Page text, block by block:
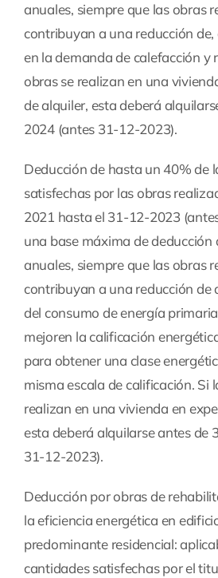
anuales, siempre que las obras
contribuyan a una reducción de,
en la demanda de calefacción y
obras se realizan en una
de alquiler, esta deberá
2024 (antes 31-12-2023).
Deducción de hasta un 40% de
satisfechas por las obras
2021 hasta el 31-12-2023
una base máxima de deducción
anuales, siempre que las obras
contribuyan a una reducción de
del consumo de energía
mejoren la calificación
para obtener una clase
misma escala de calificación. Si
realizan en una vivienda en
esta deberá alquilarse antes de
31-12-2023).
Deducción por obras de
la eficiencia energética en
predominante residencial:
cantidades satisfechas por el